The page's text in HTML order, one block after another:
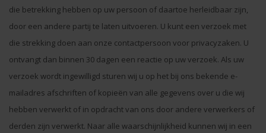
die betrekking hebben op uw persoon of daartoe herleidbaar zijn,
door een andere partij te laten uitvoeren. U kunt een verzoek met
die strekking doen aan onze contactpersoon voor privacyzaken. U
ontvangt dan binnen 30 dagen een reactie op uw verzoek. Als uw
verzoek wordt ingewilligd sturen wij u op het bij ons bekende e-
mailadres afschriften of kopieën van alle gegevens over u die wij
hebben verwerkt of in opdracht van ons door andere verwerkers of
derden zijn verwerkt. Naar alle waarschijnlijkheid kunnen wij in een